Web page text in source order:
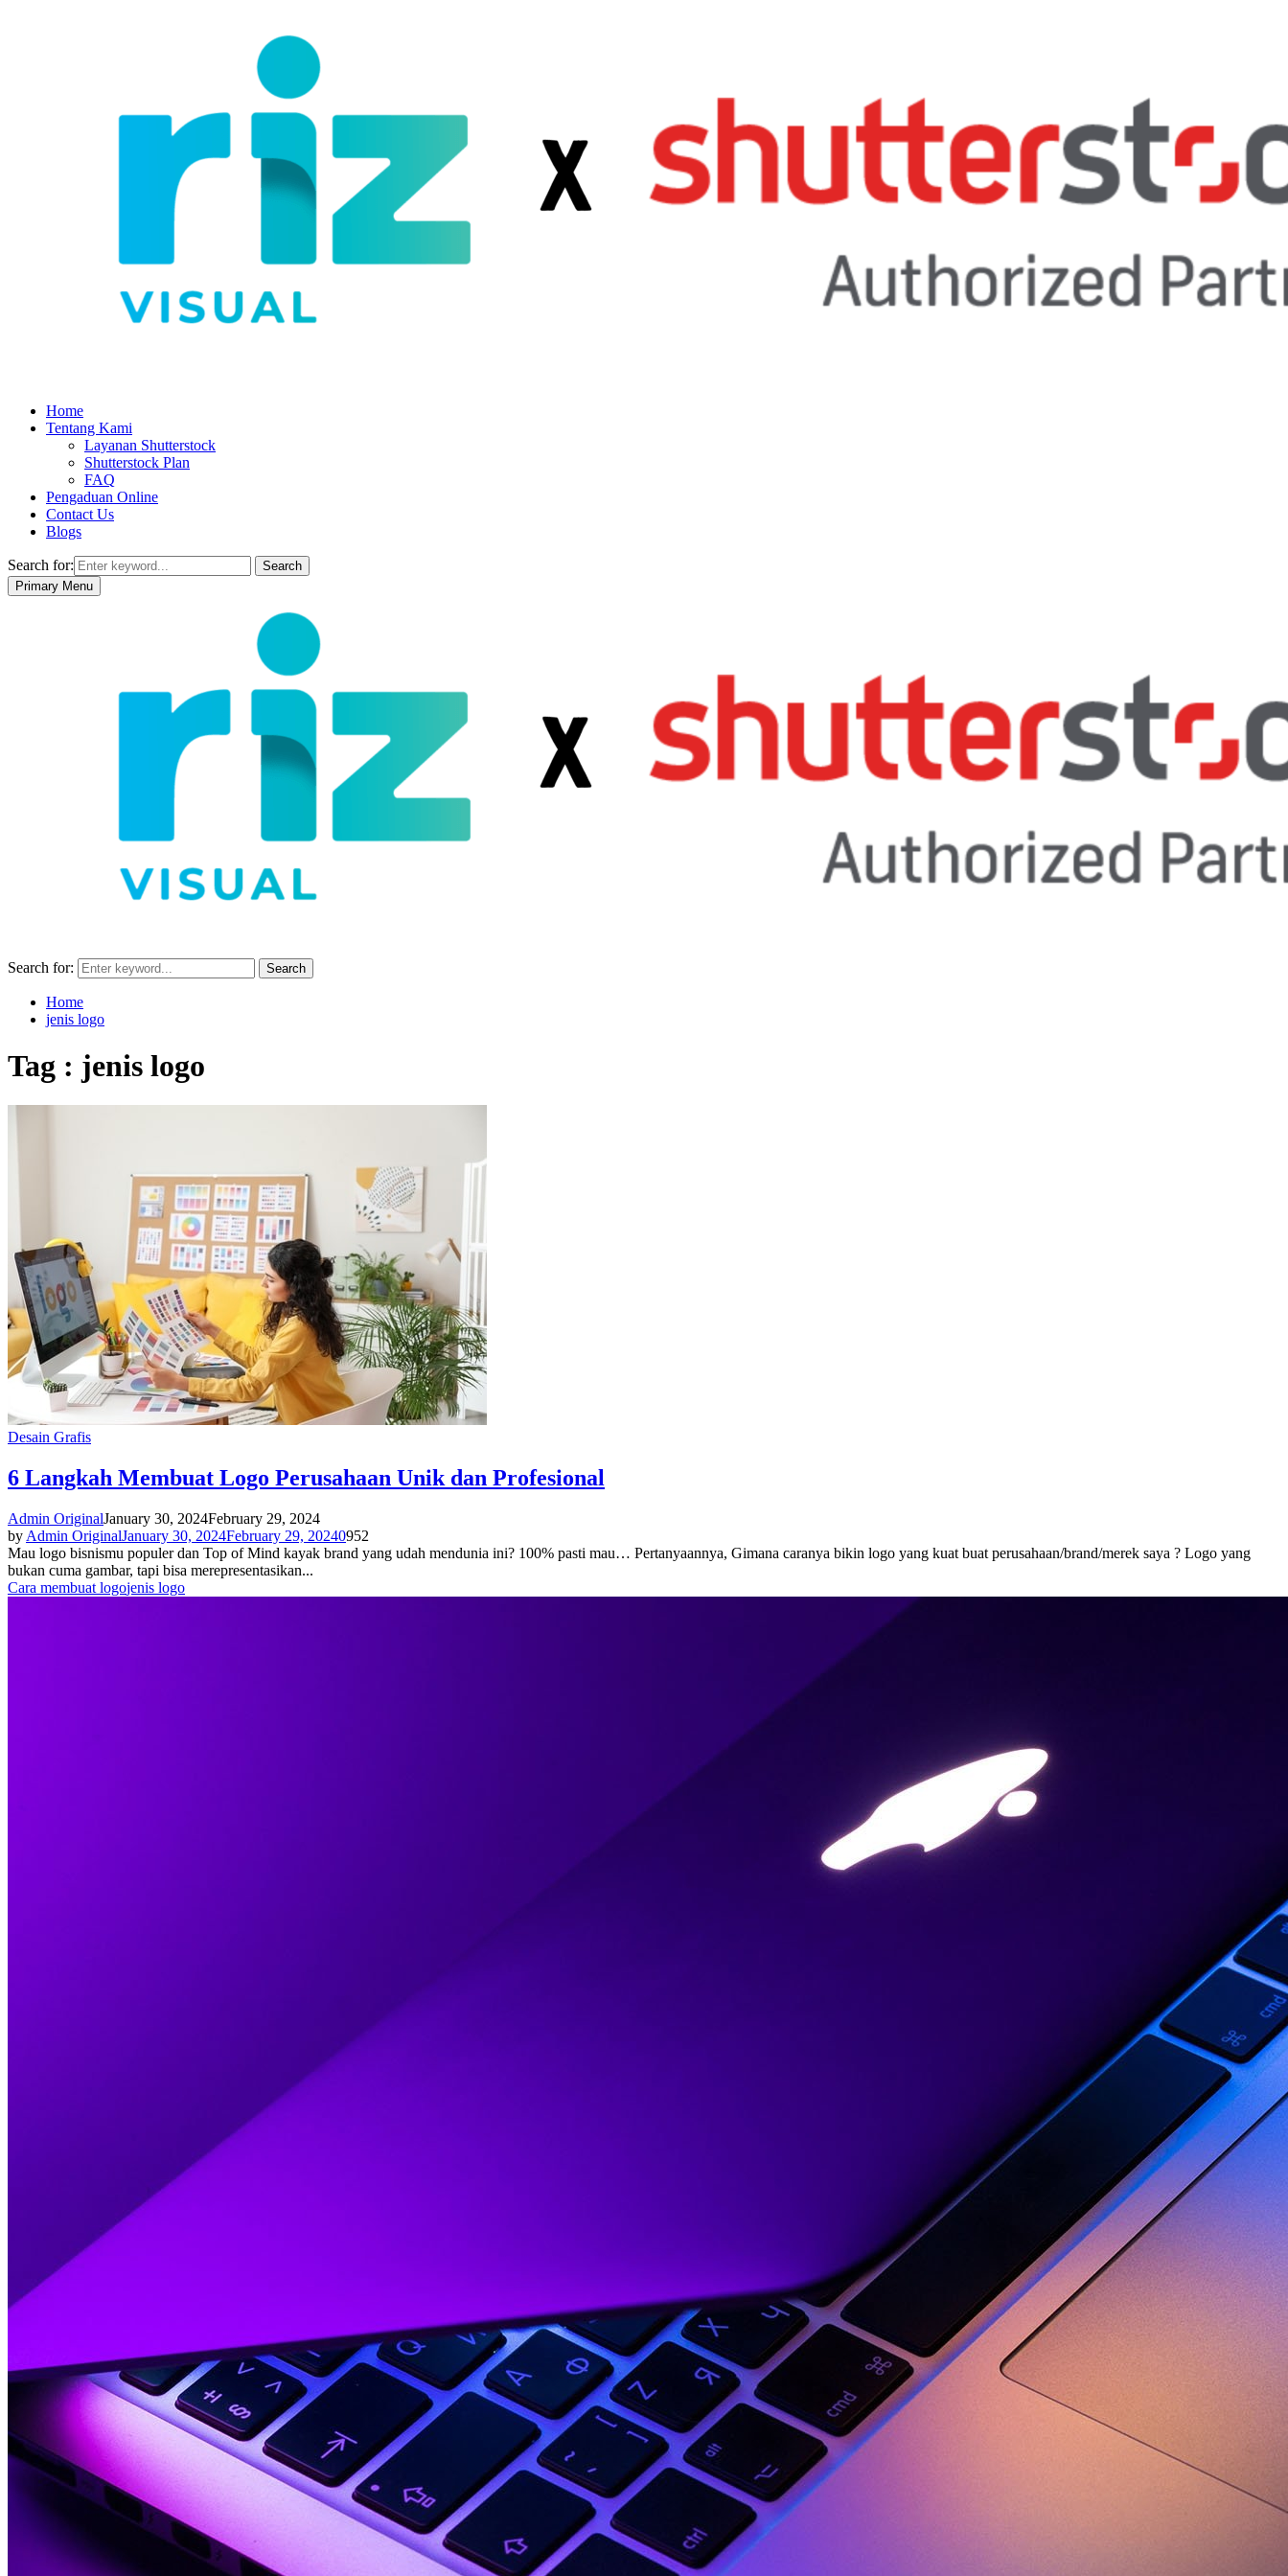
Home
Tentang Kami
Layanan Shutterstock
Shutterstock Plan
FAQ
Pengaduan Online
Contact Us
Blogs
Search for:
Search
Primary Menu
Search for: Search
Home
jenis logo
Tag : jenis logo
Desain Grafis
6 Langkah Membuat Logo Perusahaan Unik dan Profesional
Admin OriginalJanuary 30, 2024February 29, 2024
by Admin OriginalJanuary 30, 2024February 29, 20240952
Mau logo bisnismu populer dan Top of Mind kayak brand yang udah mendunia ini? 100% pasti mau… Pertanyaannya, Gimana caranya bikin logo yang kuat buat perusahaan/brand/merek saya ? Logo yang
bukan cuma gambar, tapi bisa merepresentasikan...
Cara membuat logojenis logo